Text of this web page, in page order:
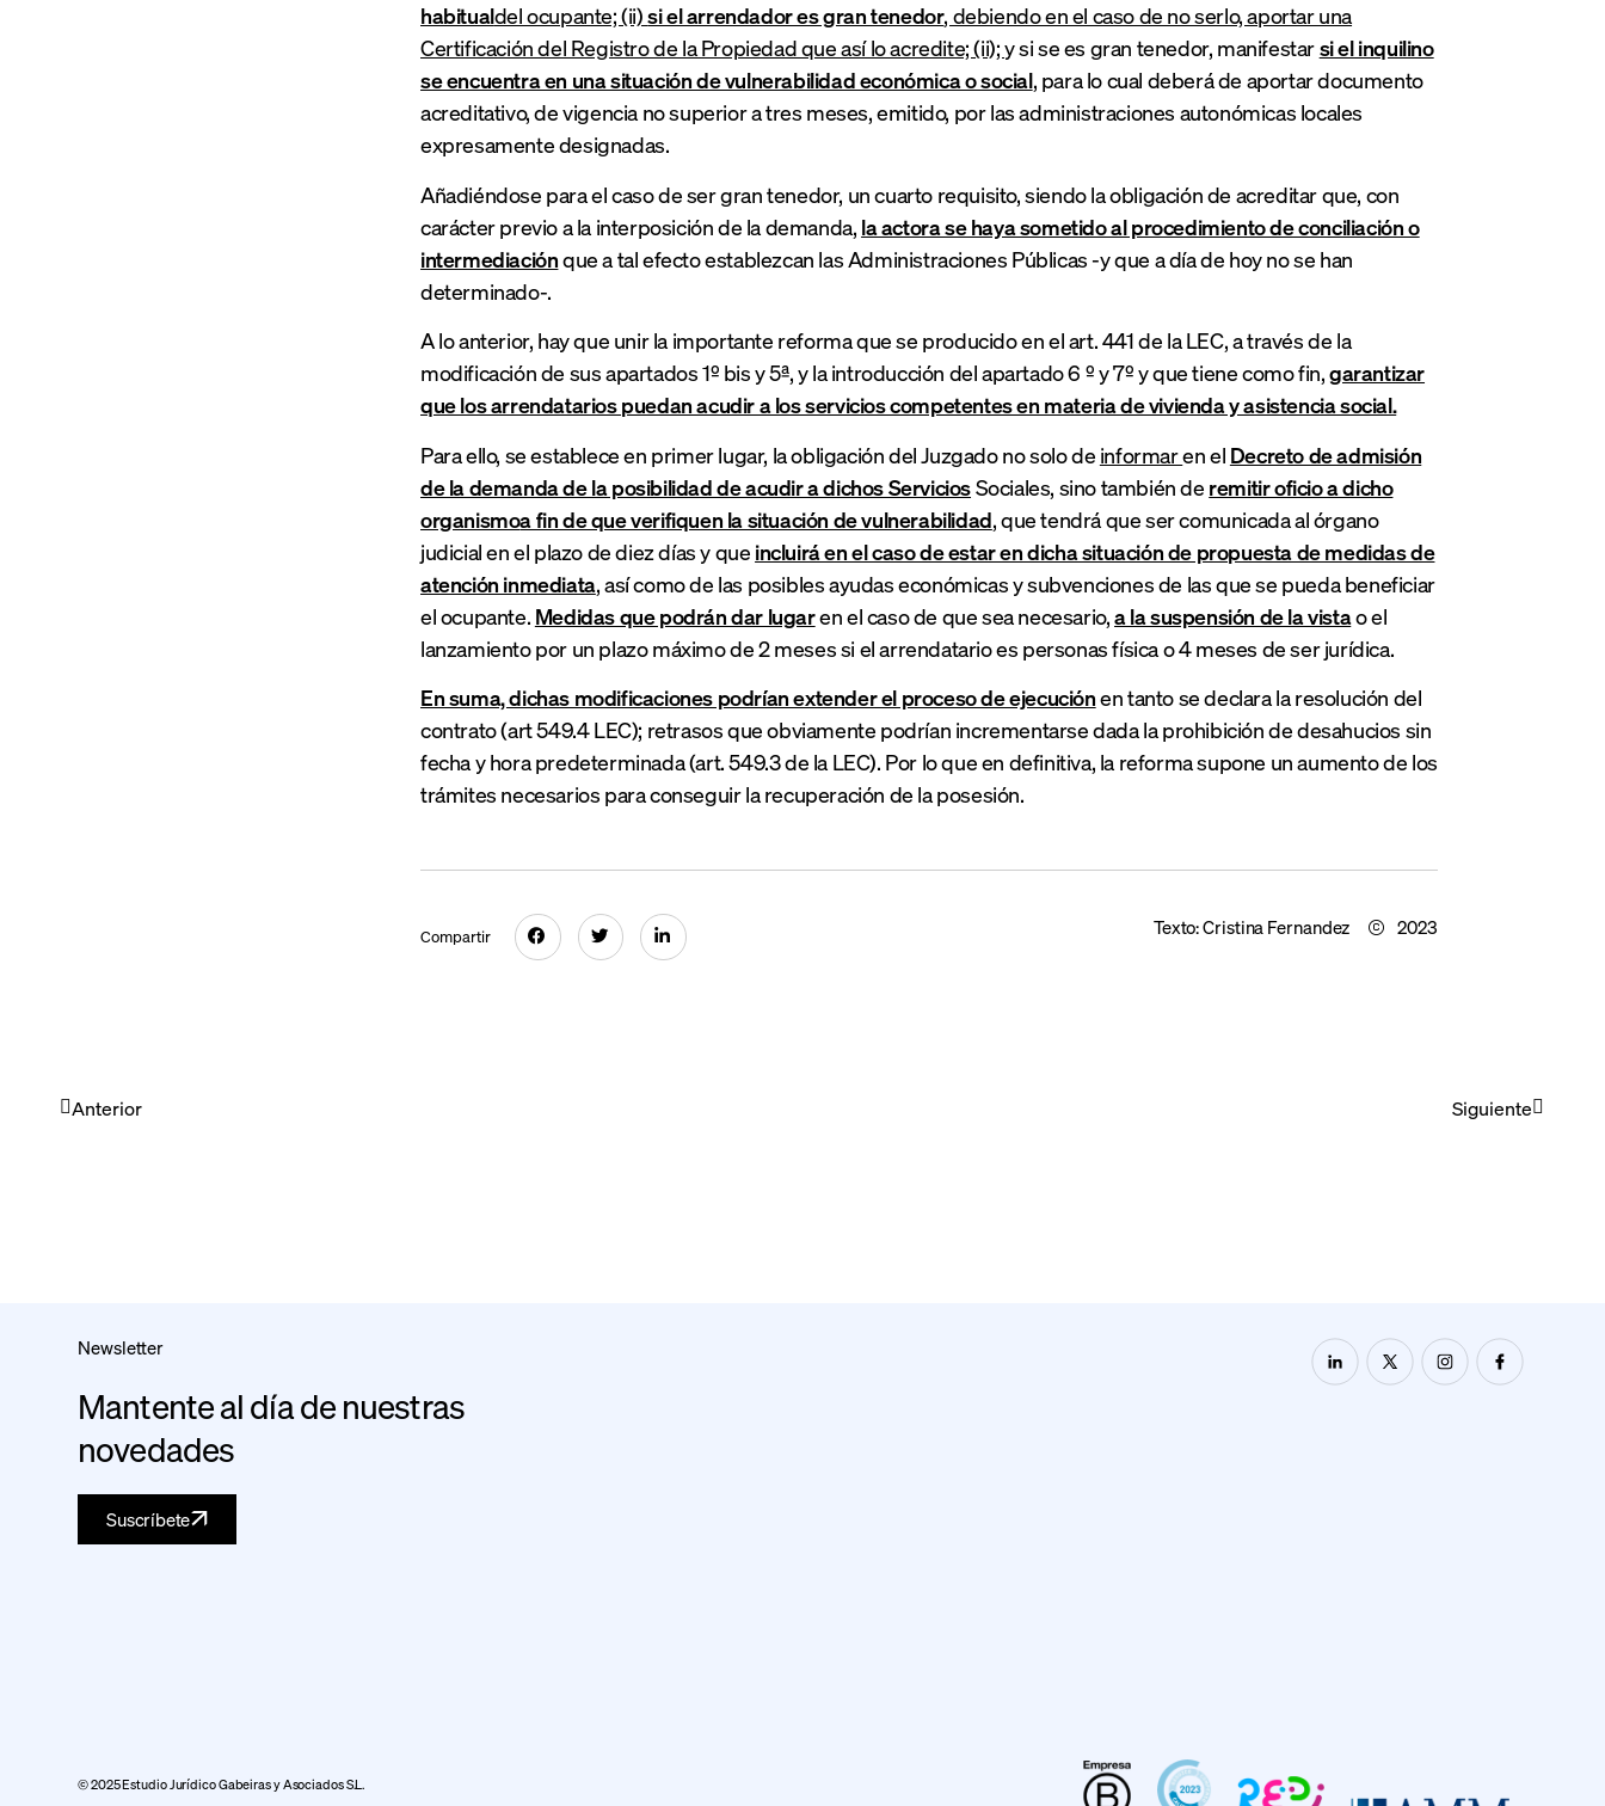
habitualdel ocupante; (ii)si el arrendador es gran tenedor, debiendo en el caso de no serlo, aportar una
Certificación del Registro de la Propiedad que así lo acredite; (ii);y si se es gran tenedor, manifestarsi el inquilino
se encuentra en una situación de vulnerabilidad económica o social, para lo cual deberá de aportar documento
acreditativo, de vigencia no superior a tres meses, emitido, por las administraciones autonómicas locales
expresamente designadas.
Añadiéndose para el caso de ser gran tenedor, un cuarto requisito, siendo la obligación de acreditar que, con
carácter previo a la interposición de la demanda, la actora se haya sometido al procedimiento de conciliación o
intermediaciónque a tal efecto establezcan las Administraciones Públicas -y que a día de hoy no se han
determinado-.
A lo anterior, hay que unir la importante reforma que se producido en el art. 441 de la LEC, a través de la
modificación de sus apartados 1º bis y 5ª, y la introducción del apartado 6 º y 7º y que tiene como fin,garantizar
que los arrendatarios puedan acudir a los servicios competentes en materia de vivienda y asistencia social.
Para ello, se establece en primer lugar, la obligación del Juzgado no solo de informaren el Decreto de admisión
de la demanda de la posibilidad de acudir a dichos ServiciosSociales, sino también de remitir oficio a dicho
organismoa fin de que verifiquen la situación de vulnerabilidad, que tendrá que ser comunicada al órgano
judicial en el plazo de diez días y que incluirá en el caso de estar en dicha situación de propuesta de medidas de
atención inmediata, así como de las posibles ayudas económicas y subvenciones de las que se pueda beneficiar
el ocupante. Medidas que podrán dar lugaren el caso de que sea necesario,a la suspensión de la vistao el
lanzamiento por un plazo máximo de 2 meses si el arrendatario es personas física o 4 meses de ser jurídica.
En suma, dichas modificaciones podrían extender el proceso de ejecuciónen tanto se declara la resolución del
contrato (art 549.4 LEC); retrasos que obviamente podrían incrementarse dada la prohibición de desahucios sin
fecha y hora predeterminada (art. 549.3 de la LEC). Por lo que en definitiva, la reforma supone un aumento de los
trámites necesarios para conseguir la recuperación de la posesión.
Compartir Texto:Cristina Fernandez 2023
Anterior Siguiente
Newsletter
Mantente al día de nuestras
novedades
Suscríbete
© 2025 Estudio Jurídico Gabeiras y Asociados S.L.